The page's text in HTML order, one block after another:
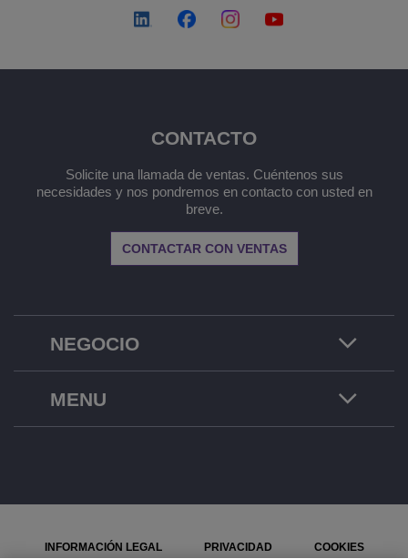
NEGOCIO
CONTACTO
Solicite una llamada de ventas. Cuéntenos sus
necesidades y nos pondremos en contacto con usted en
breve.
CONTACTAR CON VENTAS
MENU
INFORMACIÓN LEGAL PRIVACIDAD COOKIES